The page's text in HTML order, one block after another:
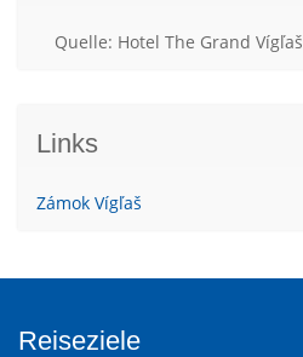
Quelle: Hotel The Grand Vígľaš
Links
Zámok Vígľaš
Reiseziele